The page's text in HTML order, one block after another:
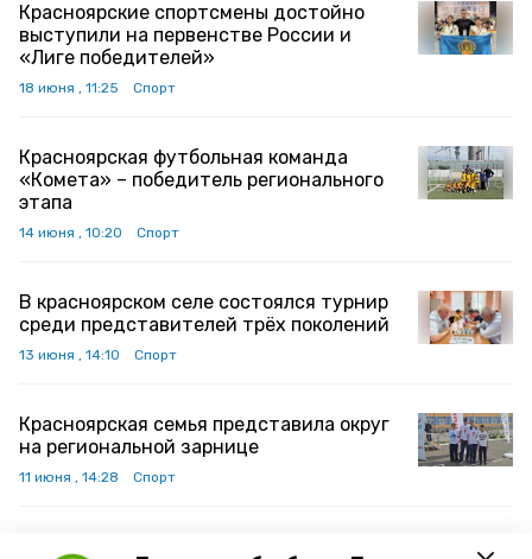
Красноярские спортсмены достойно
выступили на первенстве России и
«Лиге победителей»
18 июня , 11:25 Спорт
Красноярская футбольная команда
«Комета» – победитель регионального
этапа
14 июня , 10:20 Спорт
В красноярском селе состоялся турнир
среди представителей трёх поколений
13 июня , 14:10 Спорт
Красноярская семья представила округ
на региональной зарнице
11 июня , 14:28 Спорт